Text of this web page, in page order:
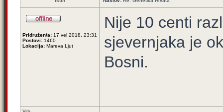
Pridružen/a: 17 vel 2018, 23:31
Postovi: 1460
Lokacija: Mareva Ljut
Nije 10 centi
sjevernjaka je
Bosni.